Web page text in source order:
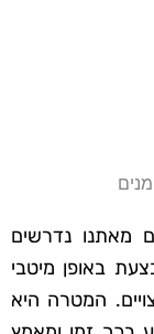
מאתנו נדרשים
באופן מיטבי
המטרה היא